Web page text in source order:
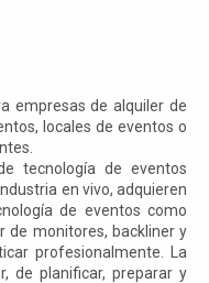
empresas de alquiler de
locales de eventos o
tecnología de eventos
en vivo, adquieren
de eventos como
de monitores, backliner y
profesionalmente. La
de planificar, preparar y